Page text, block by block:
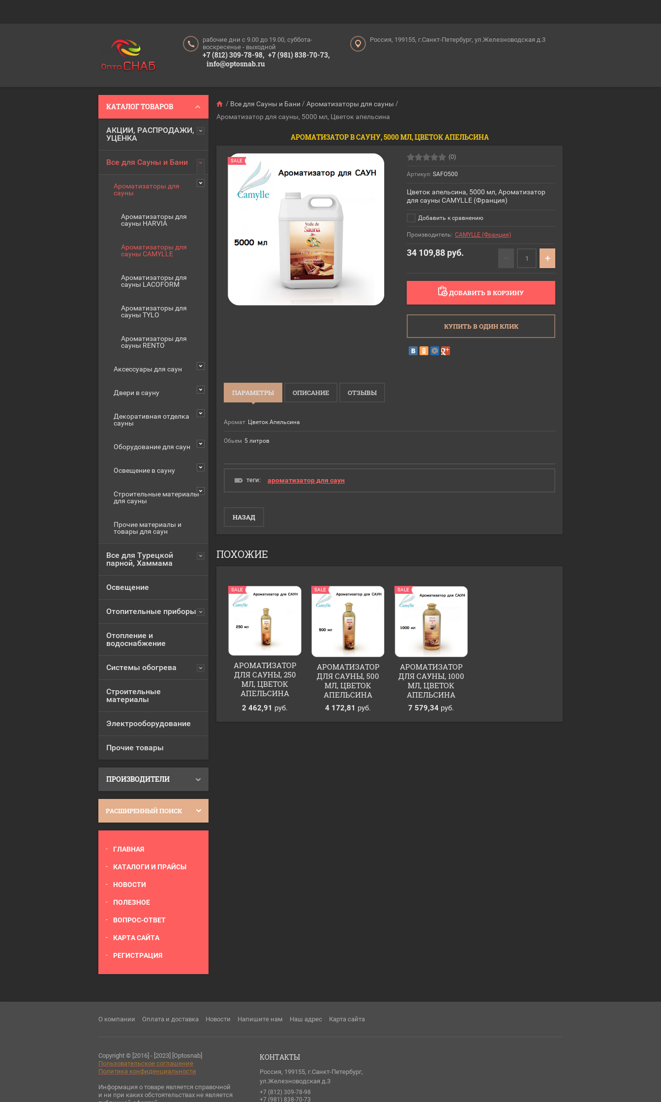
рабочие дни c 9.00 до 19.00, суббота-
воскресенье - выходной
+7 (812) 309-78-98, +7 (981) 838-70-73,
info@optosnab.ru
Россия, 199155, г.Санкт-Петербург, ул.Железноводская д.3
КАТАЛОГ ТОВАРОВ
АКЦИИ, РАСПРОДАЖИ,
УЦЕНКА
Все для Сауны и Бани
Ароматизаторы для
сауны
Ароматизаторы для
сауны HARVIA
Ароматизаторы для
сауны CAMYLLE
Ароматизаторы для
сауны LACOFORM
Ароматизаторы для
сауны TYLO
Ароматизаторы для
сауны RENTO
Аксессуары для саун
Двери в сауну
Декоративная отделка
сауны
Оборудование для саун
Освещение в сауну
Строительные материалы
для сауны
Прочие материалы и
товары для саун
Все для Турецкой
парной, Хаммама
Освещение
Отопительные приборы
Отопление и
водоснабжение
Системы обогрева
Строительные
материалы
Электрооборудование
Прочие товары
ПРОИЗВОДИТЕЛИ
РАСШИРЕННЫЙ ПОИСК
ГЛАВНАЯ
КАТАЛОГИ И ПРАЙСЫ
НОВОСТИ
ПОЛЕЗНОЕ
ВОПРОС-ОТВЕТ
КАРТА САЙТА
РЕГИСТРАЦИЯ
/ Все для Сауны и Бани / Ароматизаторы для сауны /
Ароматизатор для сауны, 5000 мл, Цветок апельсина
АРОМАТИЗАТОР В САУНУ, 5000 МЛ, ЦВЕТОК АПЕЛЬСИНА
SALE
(0)
Артикул: SAFO500
Цветок апельсина, 5000 мл, Ароматизатор
для сауны CAMYLLE (Франция)
Добавить к сравнению
Производитель: CAMYLLE (Франция)
34 109,88 руб. +
ДОБАВИТЬ В КОРЗИНУ
КУПИТЬ В ОДИН КЛИК
ПАРАМЕТРЫ ОПИСАНИЕ ОТЗЫВЫ
Аромат Цветок Апельсина
Обьем 5 литров
теги: ароматизатор для саун
НАЗАД
ПОХОЖИЕ
SALE
АРОМАТИЗАТОР
ДЛЯ САУНЫ, 250
МЛ, ЦВЕТОК
АПЕЛЬСИНА
2 462,91 руб.
SALE
АРОМАТИЗАТОР
ДЛЯ САУНЫ, 500
МЛ, ЦВЕТОК
АПЕЛЬСИНА
4 172,81 руб.
SALE
АРОМАТИЗАТОР
ДЛЯ САУНЫ, 1000
МЛ, ЦВЕТОК
АПЕЛЬСИНА
7 579,34 руб.
О компании Оплата и доставка Новости Напишите нам Наш адрес Карта сайта
Copyright © [2016] - [2023] [Optosnab]
Пользовательское соглашение
Политика конфиденциальности
Информация о товаре является справочной
и ни при каких обстоятельствах не является
КОНТАКТЫ
Россия, 199155, г.Санкт-Петербург,
ул.Железноводская д.3
+7 (812) 309-78-98
+7 (981) 838-70-73